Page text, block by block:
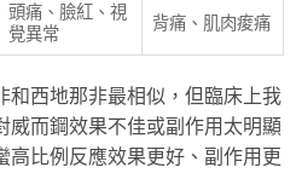
頭痛、臉紅、視
覺異常
背痛、肌肉痠痛
和西地那非最相似，但臨床上我
威而鋼效果不佳或副作用太明顯
高比例反應效果更好、副作用更